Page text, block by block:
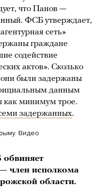
что Панов —
ФСБ утверждает,
сеть»
граждане
содействие
актов». Сколько
они были задержаны
данным
как минимум трое.
задержанных.
Видео
— член исполкома
области.